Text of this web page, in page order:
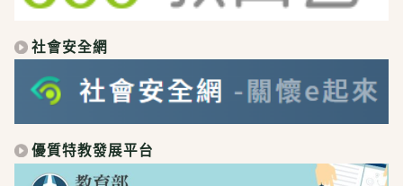
社會安全網
優質特教發展平台